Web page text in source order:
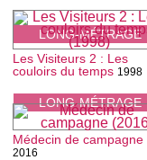
LONG-MÉTRAGE
LONG-MÉTRAGE
Les Visiteurs 2 : Les
couloirs du temps 1998
Médecin de campagne
2016